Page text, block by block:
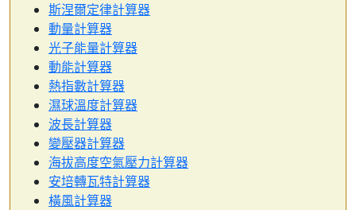
斯涅爾定律計算器
動量計算器
光子能量計算器
動能計算器
熱指數計算器
濕球溫度計算器
波長計算器
變壓器計算器
海拔高度空氣壓力計算器
安培轉瓦特計算器
橫風計算器